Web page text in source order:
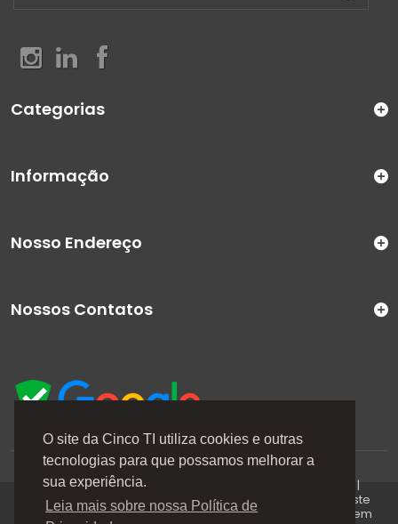
O site da Cinco TI utiliza cookies e outras
tecnologias para que possamos melhorar a
sua experiência.
Leia mais sobre nossa Política de
Categorias
Informação
A Cinco TI (5TI) é uma marca registrada de CINCO TI
COMERCIO E SERVICOS LTDA | CNPJ: 08.307.867/0001-04 |
Todos os direitos reservados. Os preços anunciados neste
site ou via e-mails promocionais podem ser alterados sem
Nosso Endereço
Nossos Contatos